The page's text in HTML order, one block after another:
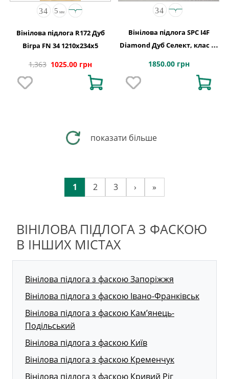
Вінілова підлога R172 Дуб
Вігра FN 34 1210x234x5
1,363 1025.00 грн
Вінілова підлога SPC I4F
Diamond Дуб Cелект, клас 34
1850.00 грн
показати більше
1 2 3 › »
ВІНІЛОВА ПІДЛОГА З ФАСКОЮ
В ІНШИХ МІСТАХ
Вінілова підлога з фаскою Запоріжжя
Вінілова підлога з фаскою Івано-Франківськ
Вінілова підлога з фаскою Кам’янець-
Подільський
Вінілова підлога з фаскою Київ
Вінілова підлога з фаскою Кременчук
Вінілова підлога з фаскою Кривий Ріг